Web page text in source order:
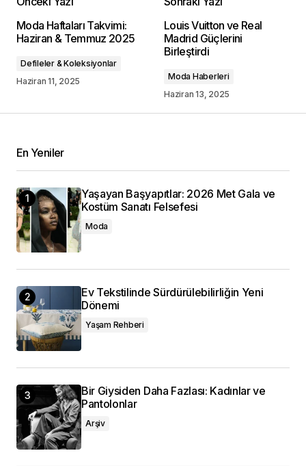
Moda Haftaları Takvimi:
Haziran & Temmuz 2025
Defileler & Koleksiyonlar
Haziran 11, 2025
Louis Vuitton ve Real
Madrid Güçlerini
Birleştirdi
Moda Haberleri
Haziran 13, 2025
En Yeniler
Yaşayan Başyapıtlar: 2026 Met Gala ve
Kostüm Sanatı Felsefesi
Moda
Ev Tekstilinde Sürdürülebilirliğin Yeni
Dönemi
Yaşam Rehberi
Bir Giysiden Daha Fazlası: Kadınlar ve
Pantolonlar
Arşiv